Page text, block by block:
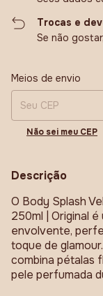
Trocas e
Se não
Entregas para o CEP:
Meios de envio
Não sei meu CEP
Descrição
O Body Splash
250ml | Original
envolvente,
toque de
combina pétalas
pele perfumada